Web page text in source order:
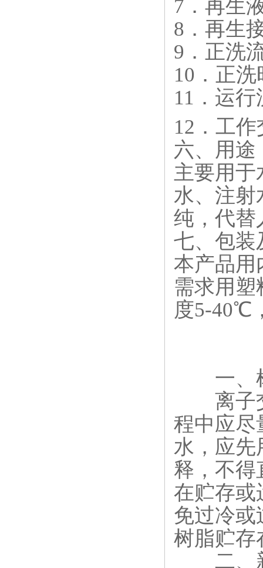
7．再生
8．再生
9．正洗
10．正
11．运行
12．工
六、用途
主要用
水、注射
纯，代替
七、包装
本产品用
需求用
度5-40℃
一、树
离子交
程中应尽
水，应先
释，不得
在贮存或
免过冷或
树脂贮存
二、新